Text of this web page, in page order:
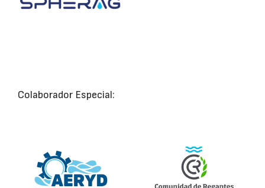
Colaborador Especial: